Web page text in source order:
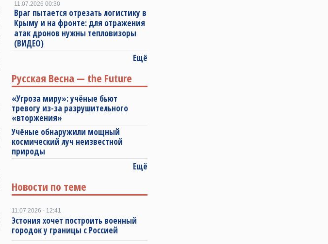
11.07.2026 00:30
Враг пытается отрезать логистику в
Крыму и на фронте: для отражения
атак дронов нужны тепловизоры
(ВИДЕО)
Ещё
Русская Весна — the Future
«Угроза миру»: учёные бьют
тревогу из-за разрушительного
«вторжения»
Учёные обнаружили мощный
космический луч неизвестной
природы
Ещё
Новости по теме
11.07.2026 - 12:41
Эстония хочет построить военный
городок у границы с Россией